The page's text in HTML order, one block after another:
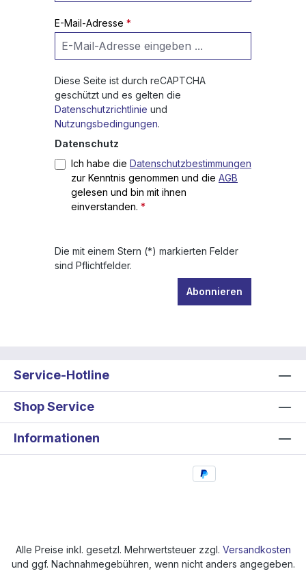
E-Mail-Adresse *
Diese Seite ist durch reCAPTCHA
geschützt und es gelten die
Datenschutzrichtlinie und
Nutzungsbedingungen.
Datenschutz
Ich habe die Datenschutzbestimmungen
zur Kenntnis genommen und die AGB
gelesen und bin mit ihnen
einverstanden. *
Die mit einem Stern (*) markierten Felder
sind Pflichtfelder.
Abonnieren
Service-Hotline
Shop Service
Informationen
Alle Preise inkl. gesetzl. Mehrwertsteuer zzgl. Versandkosten
und ggf. Nachnahmegebühren, wenn nicht anders angegeben.